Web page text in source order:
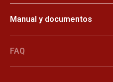
Manual y documentos
FAQ